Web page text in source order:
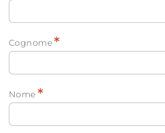
Cognome*
Nome *